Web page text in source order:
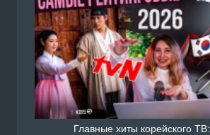
Главные хиты корейского